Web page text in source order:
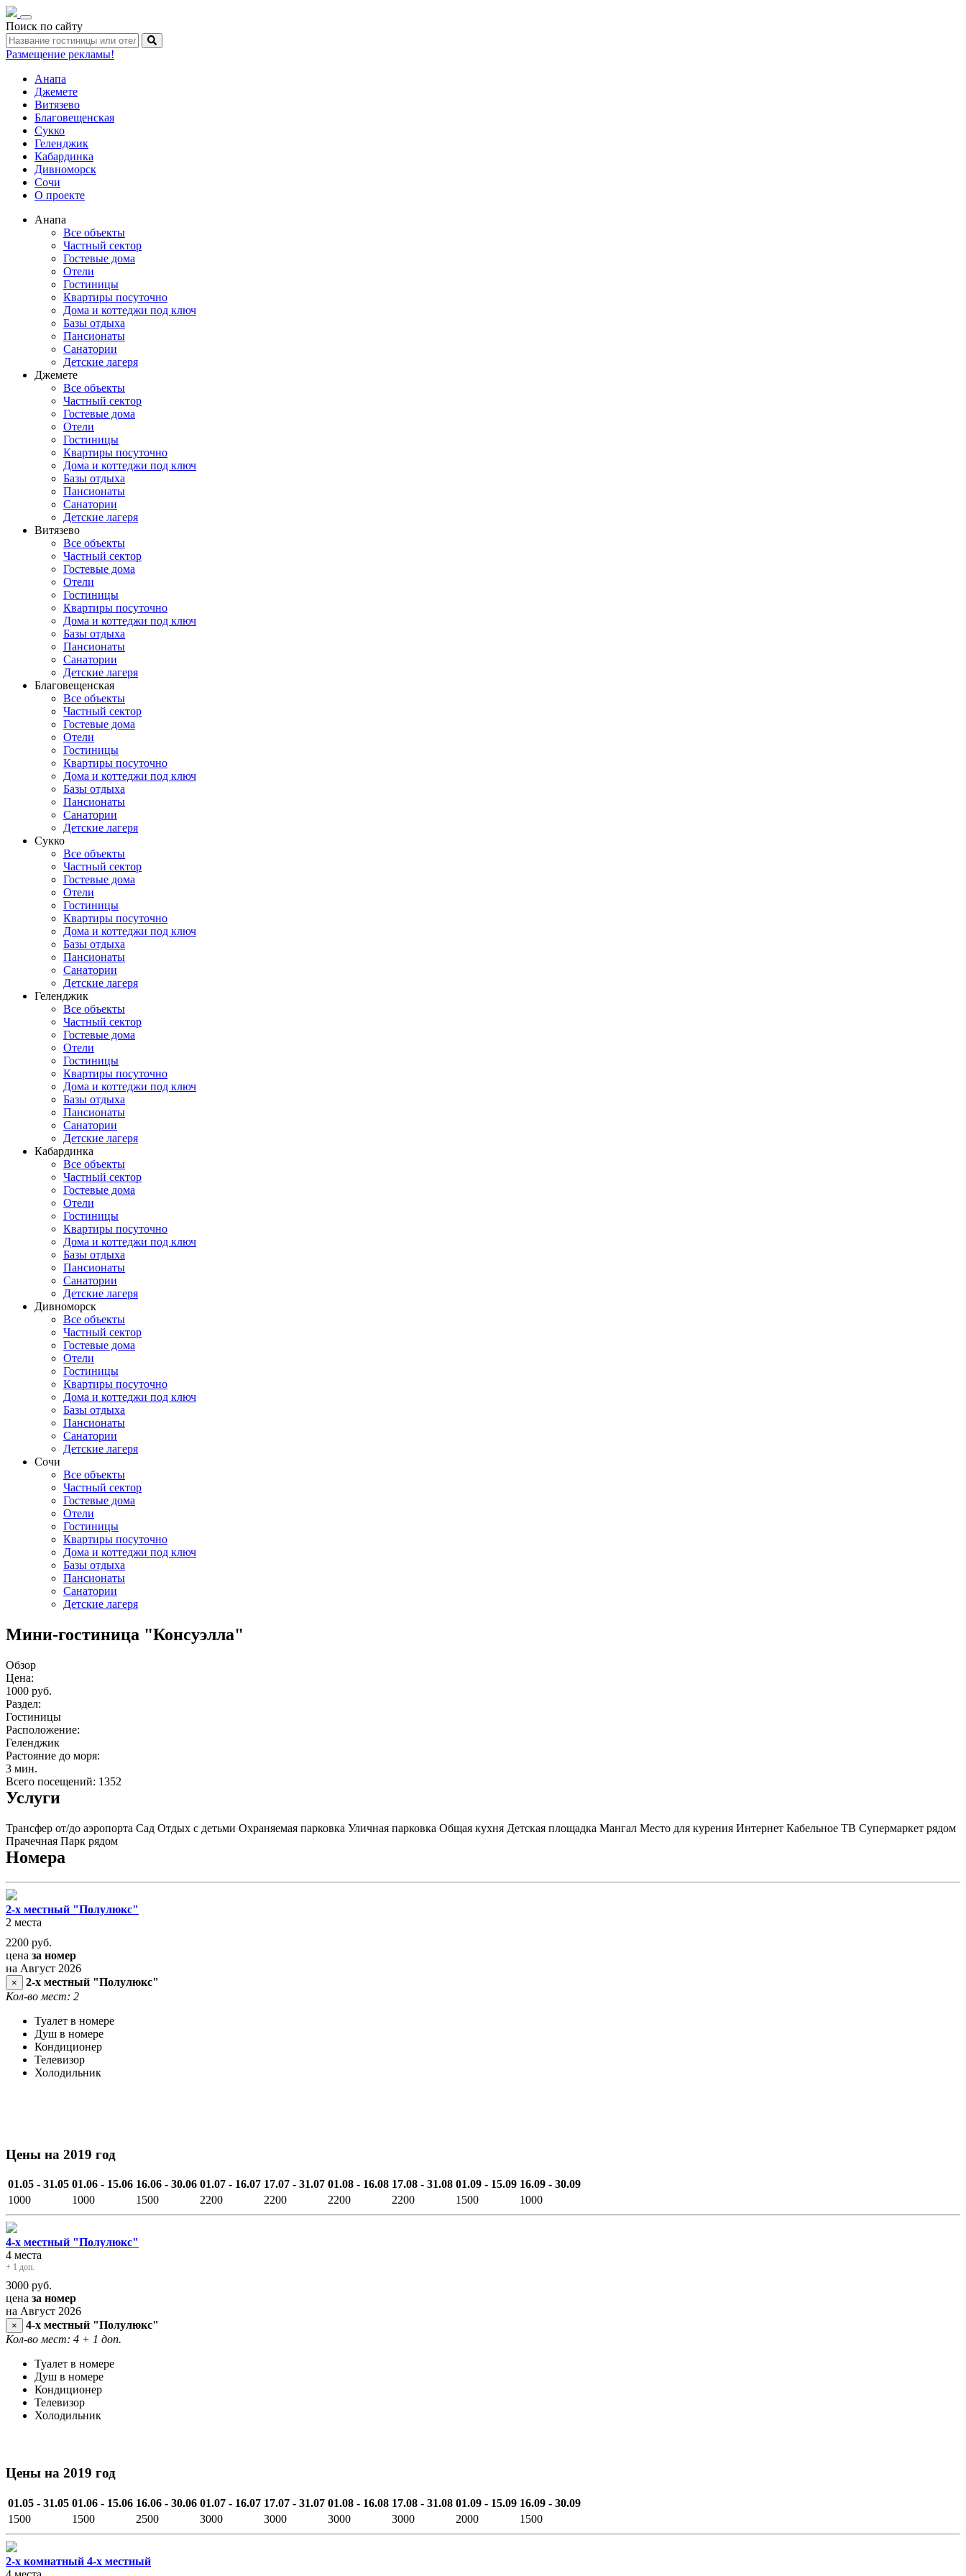
Toggle
navigation
Поиск по сайту
Размещение рекламы!
Анапа
Джемете
Витязево
Благовещенская
Сукко
Геленджик
Кабардинка
Дивноморск
Сочи
О проекте
Анапа
Все объекты
Частный сектор
Гостевые дома
Отели
Гостиницы
Квартиры посуточно
Дома и коттеджи под ключ
Базы отдыха
Пансионаты
Санатории
Детские лагеря
Джемете
Все объекты
Частный сектор
Гостевые дома
Отели
Гостиницы
Квартиры посуточно
Дома и коттеджи под ключ
Базы отдыха
Пансионаты
Санатории
Детские лагеря
Витязево
Все объекты
Частный сектор
Гостевые дома
Отели
Гостиницы
Квартиры посуточно
Дома и коттеджи под ключ
Базы отдыха
Пансионаты
Санатории
Детские лагеря
Благовещенская
Все объекты
Частный сектор
Гостевые дома
Отели
Гостиницы
Квартиры посуточно
Дома и коттеджи под ключ
Базы отдыха
Пансионаты
Санатории
Детские лагеря
Сукко
Все объекты
Частный сектор
Гостевые дома
Отели
Гостиницы
Квартиры посуточно
Дома и коттеджи под ключ
Базы отдыха
Пансионаты
Санатории
Детские лагеря
Геленджик
Все объекты
Частный сектор
Гостевые дома
Отели
Гостиницы
Квартиры посуточно
Дома и коттеджи под ключ
Базы отдыха
Пансионаты
Санатории
Детские лагеря
Кабардинка
Все объекты
Частный сектор
Гостевые дома
Отели
Гостиницы
Квартиры посуточно
Дома и коттеджи под ключ
Базы отдыха
Пансионаты
Санатории
Детские лагеря
Дивноморск
Все объекты
Частный сектор
Гостевые дома
Отели
Гостиницы
Квартиры посуточно
Дома и коттеджи под ключ
Базы отдыха
Пансионаты
Санатории
Детские лагеря
Сочи
Все объекты
Частный сектор
Гостевые дома
Отели
Гостиницы
Квартиры посуточно
Дома и коттеджи под ключ
Базы отдыха
Пансионаты
Санатории
Детские лагеря
Мини-гостиница "Консуэлла"
Обзор
Цена:
1000 руб.
Раздел:
Гостиницы
Расположение:
Геленджик
Растояние до моря:
3 мин.
Всего посещений: 1352
Услуги
Трансфер от/до аэропорта Сад Отдых с детьми Охраняемая парковка Уличная парковка Общая кухня Детская площадка Мангал Место для курения Интернет Кабельное ТВ Супермаркет рядом
Прачечная Парк рядом
Номера
2-х местный "Полулюкс"
2 места
2200 руб.
цена за номер
на Август 2026
×
2-х местный "Полулюкс"
Кол-во мест: 2
Туалет в номере
Душ в номере
Кондиционер
Телевизор
Холодильник
Цены на 2019 год
01.05 - 31.05 01.06 - 15.06 16.06 - 30.06 01.07 - 16.07 17.07 - 31.07 01.08 - 16.08 17.08 - 31.08 01.09 - 15.09 16.09 - 30.09
1000
1000 1500 2200 2200 2200 2200 1500 1000
4-х местный "Полулюкс"
4 места
+ 1 доп.
3000 руб.
цена за номер
на Август 2026
×
4-х местный "Полулюкс"
Кол-во мест: 4 + 1 доп.
Туалет в номере
Душ в номере
Кондиционер
Телевизор
Холодильник
Цены на 2019 год
01.05 - 31.05 01.06 - 15.06 16.06 - 30.06 01.07 - 16.07 17.07 - 31.07 01.08 - 16.08 17.08 - 31.08 01.09 - 15.09 16.09 - 30.09
1500
1500 2500 3000 3000 3000 3000 2000 1500
2-х комнатный 4-х местный